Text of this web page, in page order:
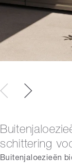
schittering
Buitenjaloezieën